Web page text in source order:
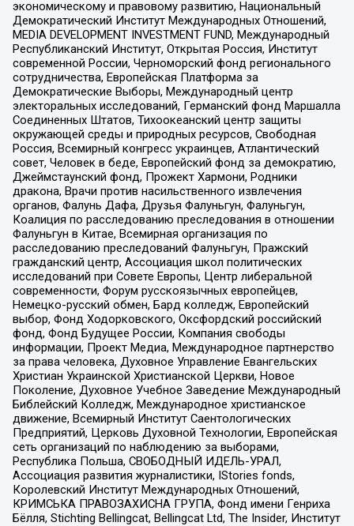
экономическому и правовому развитию, Национальный
Демократический Институт Международных Отношений,
MEDIA DEVELOPMENT INVESTMENT FUND, Международный
Республиканский Институт, Открытая Россия, Институт
современной России, Черноморский фонд регионального
сотрудничества, Европейская Платформа за
Демократические Выборы, Международный центр
электоральных исследований, Германский фонд Маршалла
Соединенных Штатов, Тихоокеанский центр защиты
окружающей среды и природных ресурсов, Свободная
Россия, Всемирный конгресс украинцев, Атлантический
совет, Человек в беде, Европейский фонд за демократию,
Джеймстаунский фонд, Прожект Хармони, Родники
дракона, Врачи против насильственного извлечения
органов, Фалунь Дафа, Друзья Фалуньгун, Фалуньгун,
Коалиция по расследованию преследования в отношении
Фалуньгун в Китае, Всемирная организация по
расследованию преследований Фалуньгун, Пражский
гражданский центр, Ассоциация школ политических
исследований при Совете Европы, Центр либеральной
современности, Форум русскоязычных европейцев,
Немецко-русский обмен, Бард колледж, Европейский
выбор, Фонд Ходорковского, Оксфордский российский
фонд, Фонд Будущее России, Компания свободы
информации, Проект Медиа, Международное партнерство
за права человека, Духовное Управление Евангельских
Христиан Украинской Христианской Церкви, Новое
Поколение, Духовное Учебное Заведение Международный
Библейский Колледж, Международное христианское
движение, Всемирный Институт Саентологических
Предприятий, Церковь Духовной Технологии, Европейская
сеть организаций по наблюдению за выборами,
Республика Польша, СВОБОДНЫЙ ИДЕЛЬ-УРАЛ,
Ассоциация развития журналистики, IStories fonds,
Королевский Институт Международных Отношений,
КРИМСЬКА ПРАВОЗАХИСНА ГРУПА, Фонд имени Генриха
Бёлля, Stichting Bellingcat, Bellingcat Ltd, The Insider, Институт